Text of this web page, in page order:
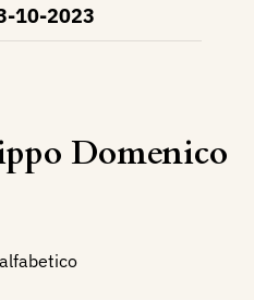
10-2023
Domenico
alfabetico